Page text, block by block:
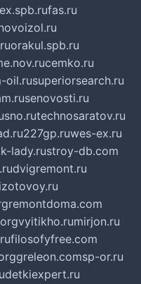
fas.ru
orakul.spb.ru
cemko.ru
oil.rusuperiorsearch.ru
senovosti.ru
technosaratov.ru
227gp.ruwes-ex.ru
lady.rustroy-db.com
dvigremont.ru
remontdoma.com
vyitikho.rumirjon.ru
filosofyfree.com
greleon.comsp-or.ru
detkiexpert.ru